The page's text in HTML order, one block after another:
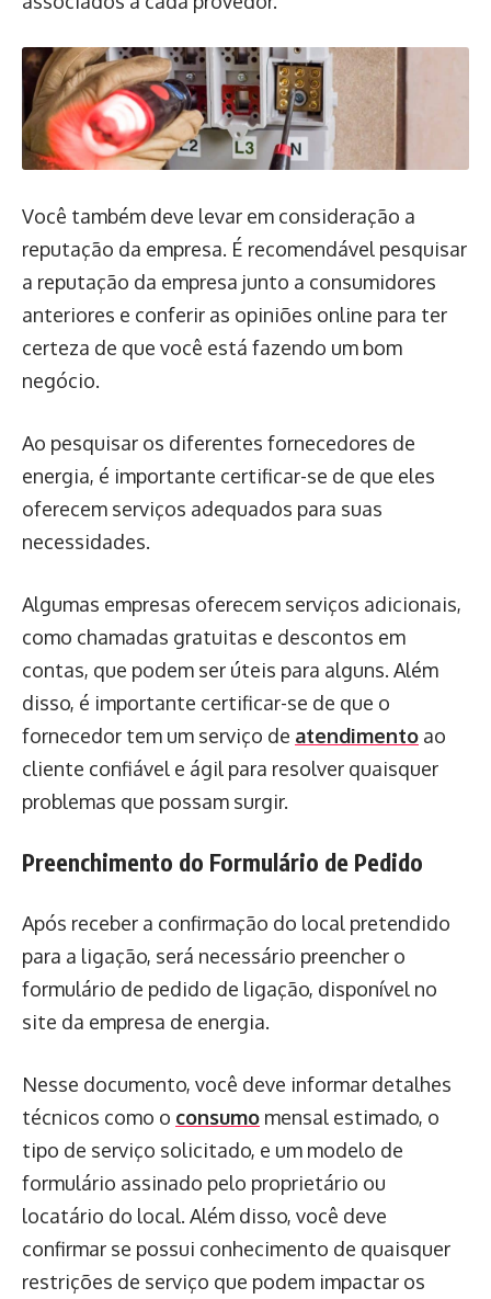
Você também deve levar em consideração a
reputação da empresa. É recomendável pesquisar
a reputação da empresa junto a consumidores
anteriores e conferir as opiniões online para ter
certeza de que você está fazendo um bom
negócio.
Ao pesquisar os diferentes fornecedores de
energia, é importante certificar-se de que eles
oferecem serviços adequados para suas
necessidades.
Algumas empresas oferecem serviços adicionais,
como chamadas gratuitas e descontos em
contas, que podem ser úteis para alguns. Além
disso, é importante certificar-se de que o
fornecedor tem um serviço de atendimento ao
cliente confiável e ágil para resolver quaisquer
problemas que possam surgir.
Preenchimento do Formulário de Pedido
Após receber a confirmação do local pretendido
para a ligação, será necessário preencher o
formulário de pedido de ligação, disponível no
site da empresa de energia.
Nesse documento, você deve informar detalhes
técnicos como o consumo mensal estimado, o
tipo de serviço solicitado, e um modelo de
formulário assinado pelo proprietário ou
locatário do local. Além disso, você deve
confirmar se possui conhecimento de quaisquer
restrições de serviço que podem impactar os